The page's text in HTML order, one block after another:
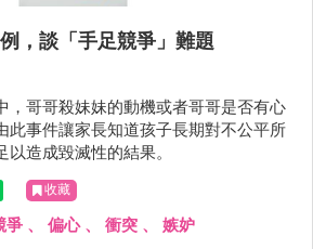
，談「手足競爭」難題
，哥哥殺妹妹的動機或者哥哥是否有心
此事件讓家長知道孩子長期對不公平所
造成毀滅性的結果。
收藏
爭 、 偏心、 衝突 、 嫉妒